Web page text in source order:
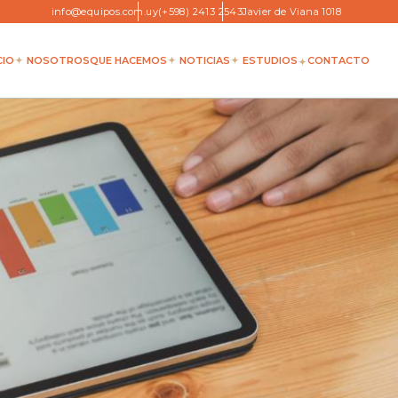
info@equipos.com.uy(+598) 2413 2543Javier de Viana 1018
NOSOTROSQUE HACEMOS NOTICIAS ESTUDIOS CONTACTO